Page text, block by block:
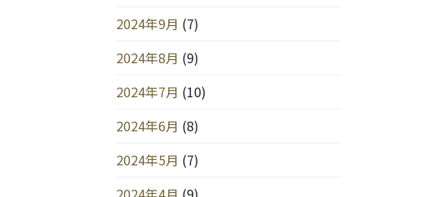
2024年9月 (7)
2024年8月 (9)
2024年7月 (10)
2024年6月 (8)
2024年5月 (7)